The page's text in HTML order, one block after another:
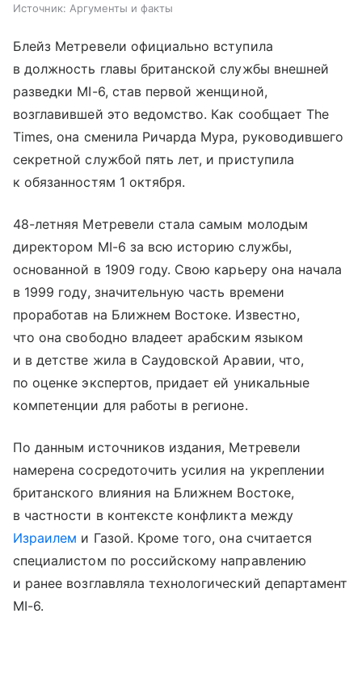
Источник: Аргументы и факты
Блейз Метревели официально вступила
в должность главы британской службы внешней
разведки MI-6, став первой женщиной,
возглавившей это ведомство. Как сообщает The
Times, она сменила Ричарда Мура, руководившего
секретной службой пять лет, и приступила
к обязанностям 1 октября.
48-летняя Метревели стала самым молодым
директором MI-6 за всю историю службы,
основанной в 1909 году. Свою карьеру она начала
в 1999 году, значительную часть времени
проработав на Ближнем Востоке. Известно,
что она свободно владеет арабским языком
и в детстве жила в Саудовской Аравии, что,
по оценке экспертов, придает ей уникальные
компетенции для работы в регионе.
По данным источников издания, Метревели
намерена сосредоточить усилия на укреплении
британского влияния на Ближнем Востоке,
в частности в контексте конфликта между
Израилем и Газой. Кроме того, она считается
специалистом по российскому направлению
и ранее возглавляла технологический департамент
MI-6.